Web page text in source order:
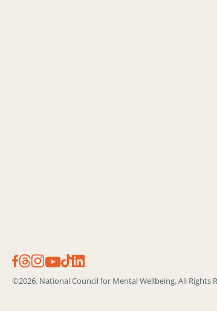
©2026. National Council for Mental Wellbeing. All Rights